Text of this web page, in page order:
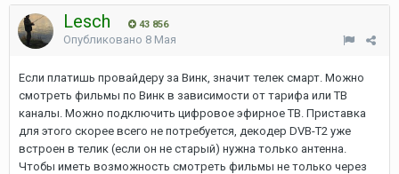
Lesch 43 856
Опубликовано 8 Мая
Если платишь провайдеру за Винк, значит телек смарт. Можно
смотреть фильмы по Винк в зависимости от тарифа или ТВ
каналы. Можно подключить цифровое эфирное ТВ. Приставка
для этого скорее всего не потребуется, декодер DVB-T2 уже
встроен в телик (если он не старый) нужна только антенна.
Чтобы иметь возможность смотреть фильмы не только через